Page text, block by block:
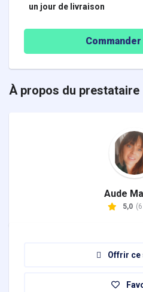
un jour de livraison
Commander
À propos du prestataire
Aude
5,0
Offrir ce